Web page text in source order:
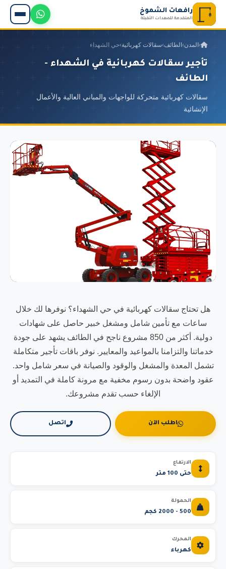
رافعات الشموخ
المتقدمة للمعدات الثقيلة
› المدن› الطائف›سقالات كهربائية›حي الشهداء
تأجير سقالات كهربائية في الشهداء -
الطائف
سقالات كهربائية متحركة للواجهات والمباني العالية والأعمال
الإنشائية
هل تحتاج سقالات كهربائية في حي الشهداء؟ نوفرها لك خلال
ساعات مع تأمين شامل ومشغل خبير حاصل على شهادات
دولية. أكثر من 850 مشروع ناجح في الطائف يشهد على جودة
خدماتنا والتزامنا بالمواعيد والمعايير. نوفر باقات تأجير متكاملة
تشمل المعدة والمشغل والوقود والصيانة في سعر شامل واحد.
عقود واضحة بدون رسوم مخفية مع مرونة كاملة في التمديد أو
الإلغاء حسب تقدم مشروعك.
اطلب الآن اتصل
الارتفاع
حتى 100 متر
الحمولة
500 - 2000 كجم
المحرك
كهرباء